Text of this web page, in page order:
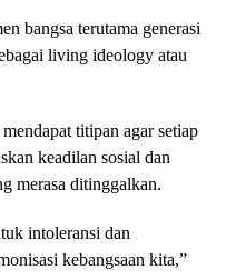
bangsa terutama generasi
living ideology atau
titipan agar setiap
keadilan sosial dan
merasa ditinggalkan.
intoleransi dan
kebangsaan kita,”